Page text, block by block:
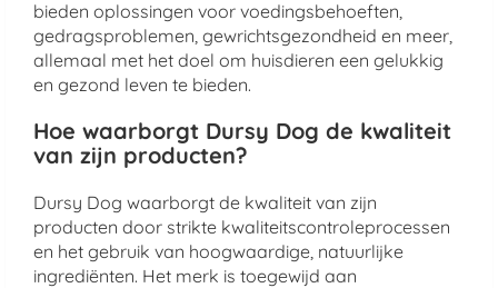
bieden oplossingen voor voedingsbehoeften,
gedragsproblemen, gewrichtsgezondheid en meer,
allemaal met het doel om huisdieren een gelukkig
en gezond leven te bieden.
Hoe waarborgt Dursy Dog de kwaliteit
van zijn producten?
Dursy Dog waarborgt de kwaliteit van zijn
producten door strikte kwaliteitscontroleprocessen
en het gebruik van hoogwaardige, natuurlijke
ingrediënten. Het merk is toegewijd aan